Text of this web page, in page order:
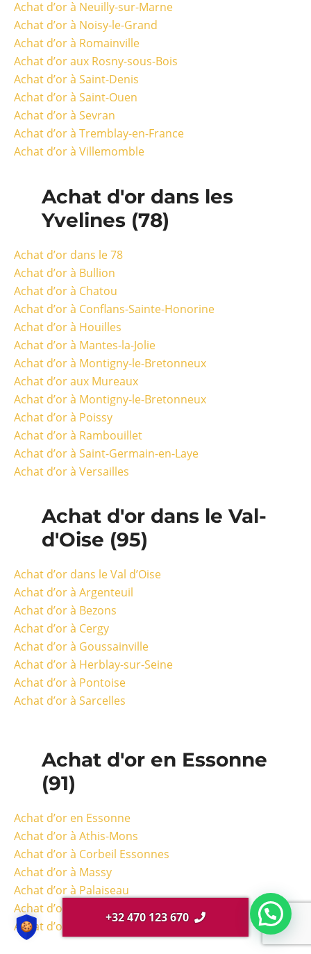
Achat d’or à Neuilly-sur-Marne
Achat d’or à Noisy-le-Grand
Achat d’or à Romainville
Achat d’or aux Rosny-sous-Bois
Achat d’or à Saint-Denis
Achat d’or à Saint-Ouen
Achat d’or à Sevran
Achat d’or à Tremblay-en-France
Achat d’or à Villemomble
Achat d'or dans les
Yvelines (78)
Achat d’or dans le 78
Achat d’or à Bullion
Achat d’or à Chatou
Achat d’or à Conflans-Sainte-Honorine
Achat d’or à Houilles
Achat d’or à Mantes-la-Jolie
Achat d’or à Montigny-le-Bretonneux
Achat d’or aux Mureaux
Achat d’or à Montigny-le-Bretonneux
Achat d’or à Poissy
Achat d’or à Rambouillet
Achat d’or à Saint-Germain-en-Laye
Achat d’or à Versailles
Achat d'or dans le Val-
d'Oise (95)
Achat d’or dans le Val d’Oise
Achat d’or à Argenteuil
Achat d’or à Bezons
Achat d’or à Cergy
Achat d’or à Goussainville
Achat d’or à Herblay-sur-Seine
Achat d’or à Pontoise
Achat d’or à Sarcelles
Achat d'or en Essonne
(91)
Achat d’or en Essonne
Achat d’or à Athis-Mons
Achat d’or à Corbeil Essonnes
Achat d’or à Massy
Achat d’or à Palaiseau
Achat d’or à Sainte-Geneviève-des-Bois
Achat d’or à Vigneux-sur-Seine
+32 470 123 670